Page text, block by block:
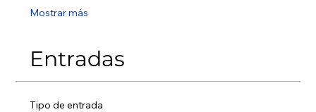
Mostrar más
Entradas
Tipo de entrada